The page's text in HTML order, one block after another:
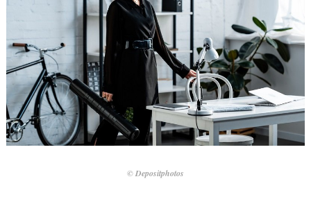
© Depositphotos